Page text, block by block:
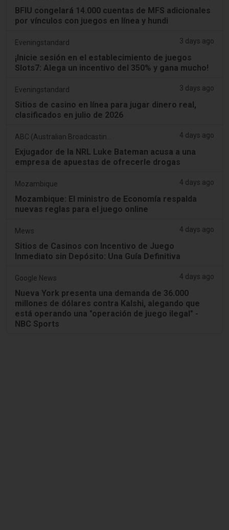
BFIU congelará 14.000 cuentas de MFS adicionales
por vínculos con juegos en línea y hundi
Eveningstandard 3 days ago
¡Inicie sesión en el establecimiento de juegos
Slots7: Alega un incentivo del 350% y gana mucho!
Eveningstandard 3 days ago
Sitios de casino en línea para jugar dinero real,
clasificados en julio de 2026
4 days ago
Exjugador de la NRL Luke Bateman acusa a una
empresa de apuestas de ofrecerle drogas
Mozambique 4 days ago
Mozambique: El ministro de Economía respalda
nuevas reglas para el juego online
Mews 4 days ago
Sitios de Casinos con Incentivo de Juego
Inmediato sin Depósito: Una Guía Definitiva
Google News 4 days ago
Nueva York presenta una demanda de 36.000
millones de dólares contra Kalshi, alegando que
está operando una "operación de juego ilegal" -
NBC Sports